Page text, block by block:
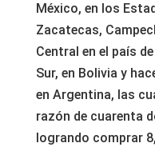
México, en los
Zacatecas,
Central en el país
Sur, en Bolivia y
en Argentina, las
razón de cuarenta
logrando comprar